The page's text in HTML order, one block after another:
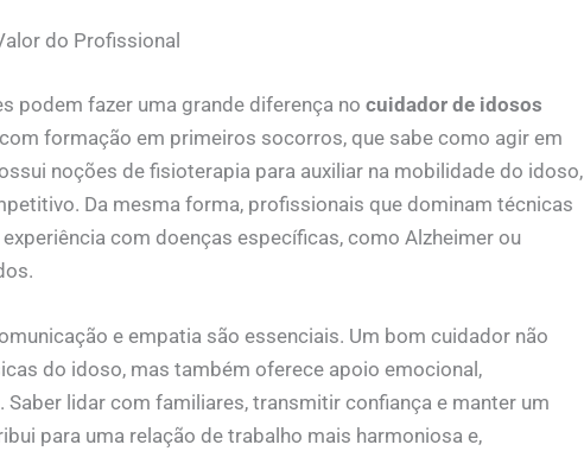
do Profissional
podem fazer uma grande diferença no cuidador de idosos
formação em primeiros socorros, que sabe como agir em
noções de fisioterapia para auxiliar na mobilidade do idoso,
Da mesma forma, profissionais que dominam técnicas
com doenças específicas, como Alzheimer ou
e empatia são essenciais. Um bom cuidador não
do idoso, mas também oferece apoio emocional,
lidar com familiares, transmitir confiança e manter um
para uma relação de trabalho mais harmoniosa e,